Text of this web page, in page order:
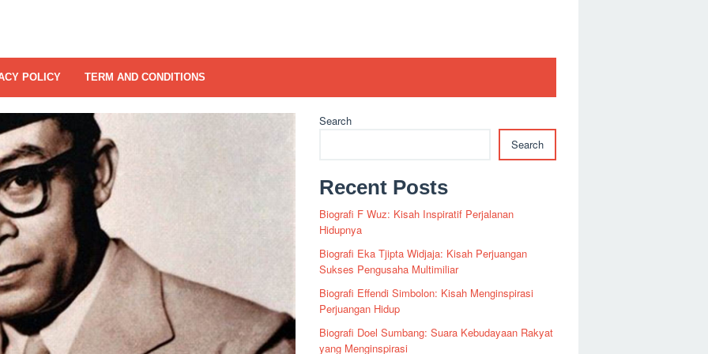
POLICY TERM AND CONDITIONS
Search
Search
Recent Posts
Biografi F Wuz: Kisah Inspiratif Perjalanan
Hidupnya
Biografi Eka Tjipta Widjaja: Kisah Perjuangan
Sukses Pengusaha Multimiliar
Biografi Effendi Simbolon: Kisah Menginspirasi
Perjuangan Hidup
Biografi Doel Sumbang: Suara Kebudayaan Rakyat
yang Menginspirasi